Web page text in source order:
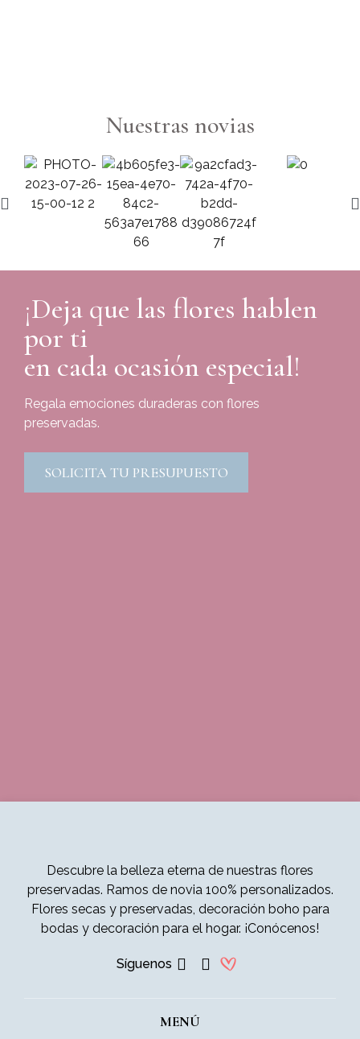
Nuestras novias
¡Deja que las flores hablen
por ti
en cada ocasión especial!
Regala emociones duraderas con flores
preservadas.
SOLICITA TU PRESUPUESTO
Descubre la belleza eterna de nuestras flores
preservadas. Ramos de novia 100% personalizados.
Flores secas y preservadas, decoración boho para
bodas y decoración para el hogar. ¡Conócenos!
Síguenos
MENÚ